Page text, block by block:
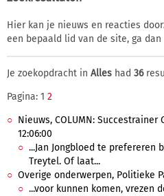
Hier kan je nieuws en reacties
een bepaald lid van de site, ga dan
Je zoekopdracht in Alles had 36
Pagina: 1 2
Nieuws, COLUMN:
12:06:00
...Jan Jongbloed te prefereren
Treytel. Of laat...
Overige onderwerpen, Politieke
...voor kunnen komen, vrezen